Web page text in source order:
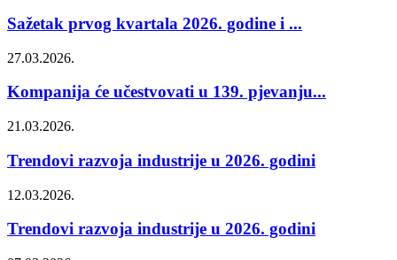
Sažetak prvog kvartala 2026. godine i ...
27.03.2026.
Kompanija će učestvovati u 139. pjevanju...
21.03.2026.
Trendovi razvoja industrije u 2026. godini
12.03.2026.
Trendovi razvoja industrije u 2026. godini